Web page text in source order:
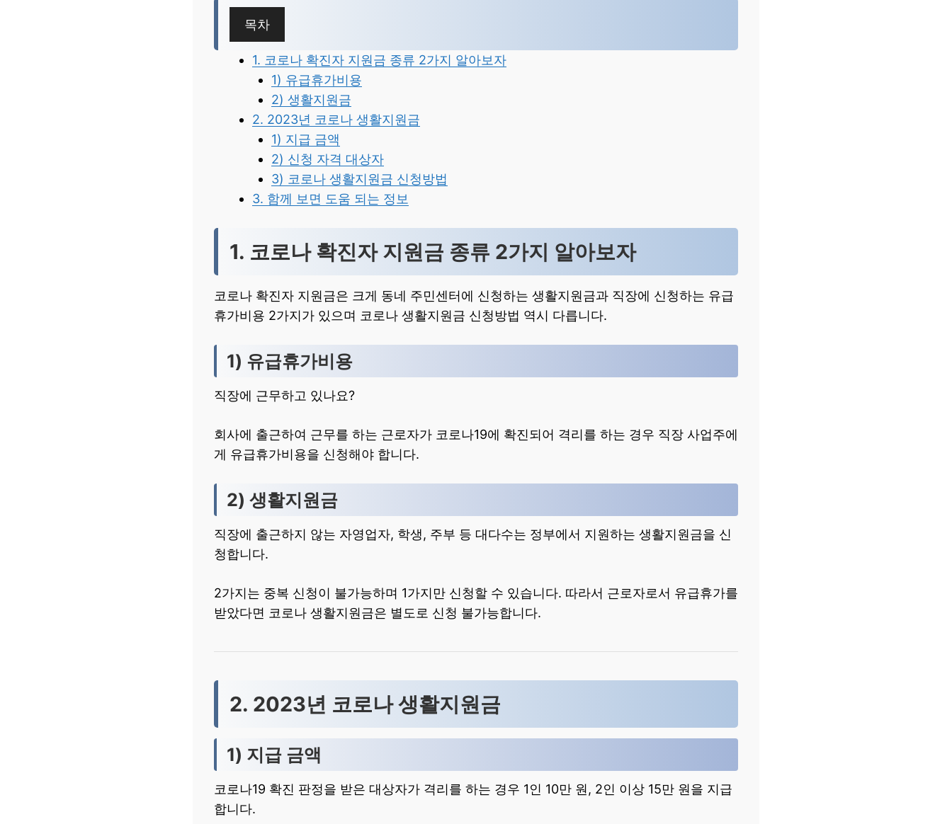
목차
1. 코로나 확진자 지원금 종류 2가지 알아보자
1) 유급휴가비용
2) 생활지원금
2. 2023년 코로나 생활지원금
1) 지급 금액
2) 신청 자격 대상자
3) 코로나 생활지원금 신청방법
3. 함께 보면 도움 되는 정보
1. 코로나 확진자 지원금 종류 2가지 알아보자
코로나 확진자 지원금은 크게 동네 주민센터에 신청하는 생활지원금과 직장에 신청하는 유급
휴가비용 2가지가 있으며 코로나 생활지원금 신청방법 역시 다릅니다.
1) 유급휴가비용
직장에 근무하고 있나요?
회사에 출근하여 근무를 하는 근로자가 코로나19에 확진되어 격리를 하는 경우 직장 사업주에
게 유급휴가비용을 신청해야 합니다.
2) 생활지원금
직장에 출근하지 않는 자영업자, 학생, 주부 등 대다수는 정부에서 지원하는 생활지원금을 신
청합니다.
2가지는 중복 신청이 불가능하며 1가지만 신청할 수 있습니다. 따라서 근로자로서 유급휴가를
받았다면 코로나 생활지원금은 별도로 신청 불가능합니다.
2. 2023년 코로나 생활지원금
1) 지급 금액
코로나19 확진 판정을 받은 대상자가 격리를 하는 경우 1인 10만 원, 2인 이상 15만 원을 지급
합니다.